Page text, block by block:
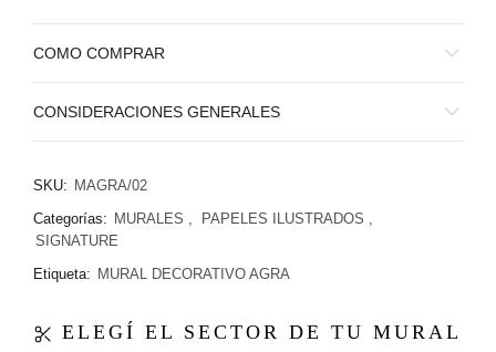
COMO COMPRAR
CONSIDERACIONES GENERALES
SKU: MAGRA/02
Categorías: MURALES PAPELES ILUSTRADOS
SIGNATURE
Etiqueta: MURAL DECORATIVO AGRA
ELEGÍ EL SECTOR DE TU MURAL